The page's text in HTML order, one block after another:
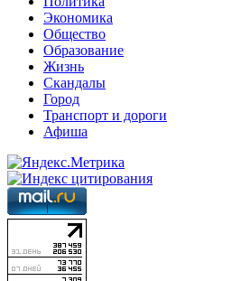
Экономика
Общество
Образование
Жизнь
Скандалы
Город
Транспорт и дороги
Афиша